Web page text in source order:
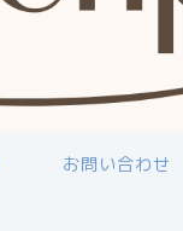
お問い合わせ